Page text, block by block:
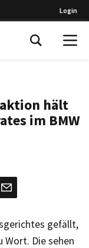
Login
hält
im BMW
gefällt,
Wort. Die sehen